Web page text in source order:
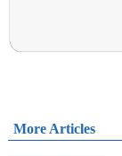
More Articles